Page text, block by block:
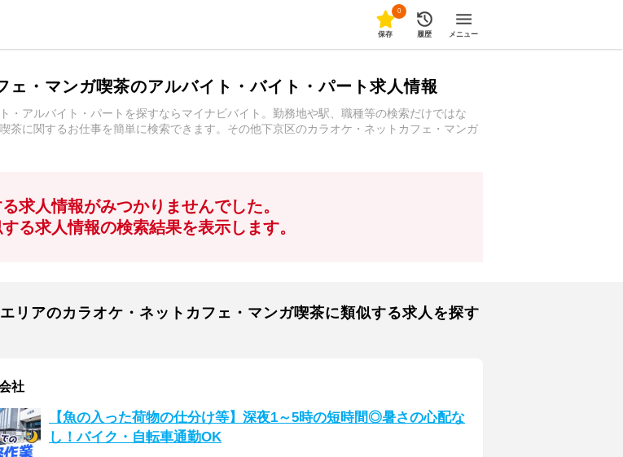
0
保存 履歴 メニュー
・マンガ喫茶のアルバイト・バイト・パート求人情報
・アルバイト・パートを探すならマイナビバイト。勤務地や駅、職種等の検索だけではな
茶に関するお仕事を簡単に検索できます。その他下京区のカラオケ・ネットカフェ・マンガ
求人情報がみつかりませんでした。
る求人情報の検索結果を表示します。
リアのカラオケ・ネットカフェ・マンガ喫茶に類似する求人を探す
社
【魚の入った荷物の仕分け等】深夜1～5時の短時間◎暑さの心配な
し！バイク・自転車通勤OK